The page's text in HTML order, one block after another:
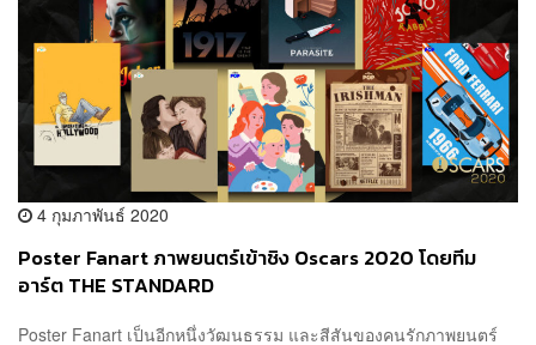
4 กุมภาพันธ์ 2020
Poster Fanart ภาพยนตร์เข้าชิง Oscars 2020 โดยทีม
อาร์ต THE STANDARD
Poster Fanart เป็นอีกหนึ่งวัฒนธรรม และสีสันของคนรักภาพยนตร์